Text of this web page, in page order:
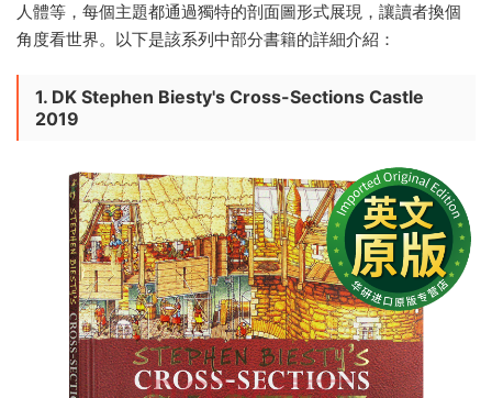
人體等，每個主題都通過獨特的剖面圖形式展現，讓讀者換個
角度看世界。以下是該系列中部分書籍的詳細介紹：
1. DK Stephen Biesty's Cross-Sections Castle
2019